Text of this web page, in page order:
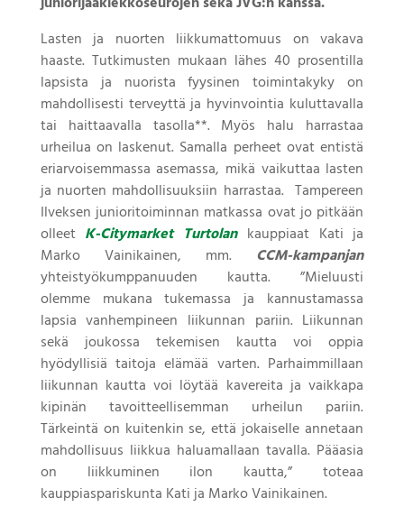
Lasten ja nuorten liikkumattomuus on vakava
haaste. Tutkimusten mukaan lähes 40 prosentilla
lapsista ja nuorista fyysinen toimintakyky on
mahdollisesti terveyttä ja hyvinvointia kuluttavalla
tai haittaavalla tasolla**. Myös halu harrastaa
urheilua on laskenut. Samalla perheet ovat entistä
eriarvoisemmassa asemassa, mikä vaikuttaa lasten
ja nuorten mahdollisuuksiin harrastaa. Tampereen
Ilveksen junioritoiminnan matkassa ovat jo pitkään
olleet K-Citymarket Turtolankauppiaat Kati ja
Marko Vainikainen, mm. CCM-kampanjan
yhteistyökumppanuuden kautta. ”Mieluusti
olemme mukana tukemassa ja kannustamassa
lapsia vanhempineen liikunnan pariin. Liikunnan
sekä joukossa tekemisen kautta voi oppia
hyödyllisiä taitoja elämää varten. Parhaimmillaan
liikunnan kautta voi löytää kavereita ja vaikkapa
kipinän tavoitteellisemman urheilun pariin.
Tärkeintä on kuitenkin se, että jokaiselle annetaan
mahdollisuus liikkua haluamallaan tavalla. Pääasia
on liikkuminen ilon kautta,” toteaa
kauppiaspariskunta Kati ja Marko Vainikainen.